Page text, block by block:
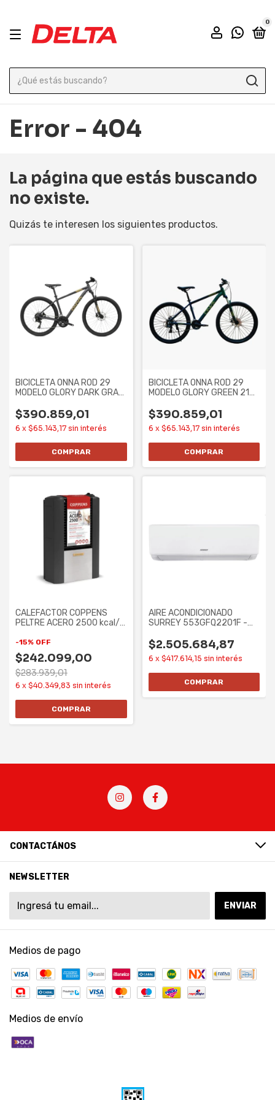
0
Error - 404
La página que estás buscando
no existe.
Quizás te interesen los siguientes productos.
BICICLETA ONNA ROD 29
MODELO GLORY DARK GRAY
$390.859,01
6 x $65.143,17 sin interés
BICICLETA ONNA ROD 29
MODELO GLORY GREEN 21
$390.859,01
6 x $65.143,17 sin interés
CALEFACTOR COPPENS
PELTRE ACERO 2500 kcal/h
-15% OFF
$242.099,00
$283.939,01
6 x $40.349,83 sin interés
AIRE ACONDICIONADO
SURREY 553GFQ2201F -
$2.505.684,87
6 x $417.614,15 sin interés
CONTACTÁNOS
NEWSLETTER
Medios de pago
Medios de envío